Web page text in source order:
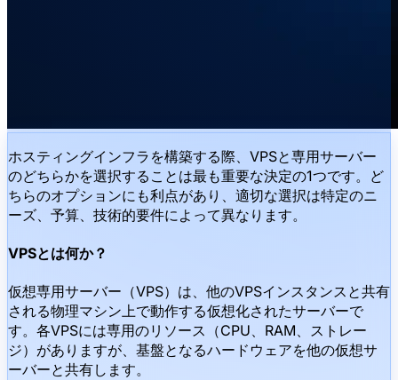
ホスティングインフラを構築する際、VPSと専用サーバー
のどちらかを選択することは最も重要な決定の1つです。ど
ちらのオプションにも利点があり、適切な選択は特定のニ
ーズ、予算、技術的要件によって異なります。
VPSとは何か？
仮想専用サーバー（VPS）は、他のVPSインスタンスと共有
される物理マシン上で動作する仮想化されたサーバーで
す。各VPSには専用のリソース（CPU、RAM、ストレー
ジ）がありますが、基盤となるハードウェアを他の仮想サ
ーバーと共有します。